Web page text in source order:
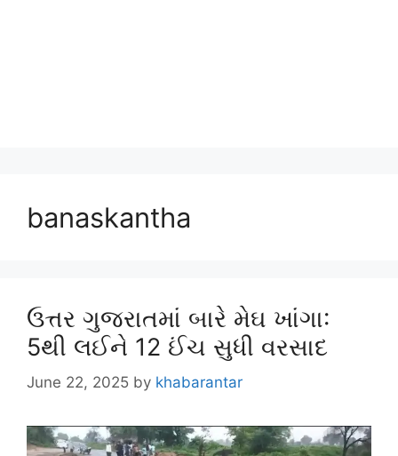
banaskantha
ઉત્તર ગુજરાતમાં બારે મેઘ ખાંગા:
5થી લઈને 12 ઈંચ સુધી વરસાદ
June 22, 2025 by khabarantar